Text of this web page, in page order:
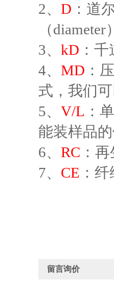
2、 D ：道
（
3、 kD ：
4、 MD ：
式，我们
5、 V/L ：
能装样品
6、 RC ：
7、 CE ：
留言询价